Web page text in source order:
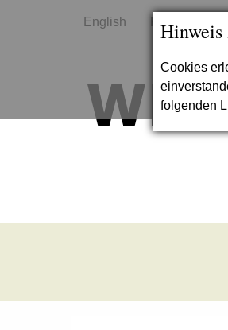
Hinweis
Cookies
folgenden
English